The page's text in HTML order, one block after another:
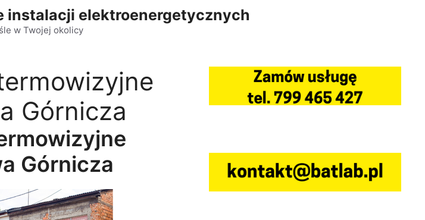
instalacji elektroenergetycznych
w Twojej okolicy
Górnicza
Górnicza